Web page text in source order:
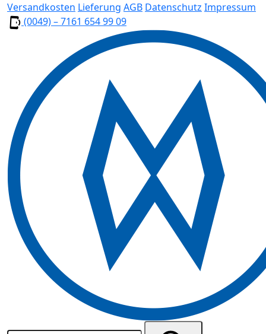
Versandkosten Lieferung AGB Datenschutz Impressum
(0049) – 7161 654 99 09